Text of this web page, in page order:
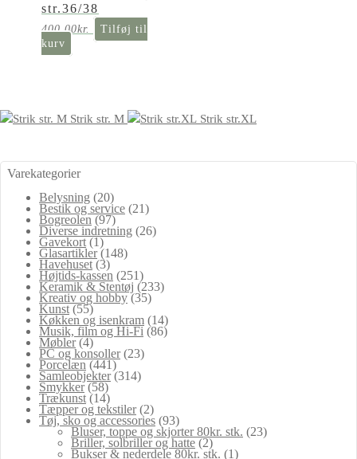
str.36/38
400,00kr.
Tilføj til
kurv
Strik str. M Strik str.XL
Varekategorier
Belysning (20)
Bestik og service (21)
Bogreolen (97)
Diverse indretning (26)
Gavekort (1)
Glasartikler (148)
Havehuset (3)
Højtids-kassen (251)
Keramik & Stentøj (233)
Kreativ og hobby (35)
Kunst (55)
Køkken og isenkram (14)
Musik, film og Hi-Fi (86)
Møbler (4)
PC og konsoller (23)
Porcelæn (441)
Samleobjekter (314)
Smykker (58)
Trækunst (14)
Tæpper og tekstiler (2)
Tøj, sko og accessories (93)
Bluser, toppe og skjorter 80kr. stk. (23)
Briller, solbriller og hatte (2)
Bukser & nederdele 80kr. stk. (1)